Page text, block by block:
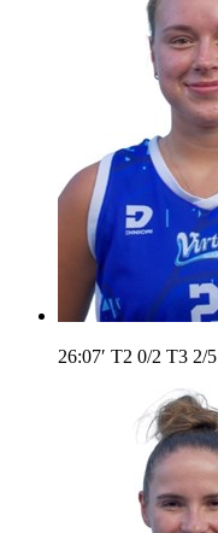
26:07′ T2 0/2 T3 2/5